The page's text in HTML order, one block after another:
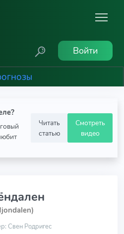
Войти
Читать
статью
Смотреть
видео
Свен Родригес